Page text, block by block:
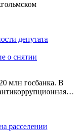
о снятии
млн госбанка. В
расселении